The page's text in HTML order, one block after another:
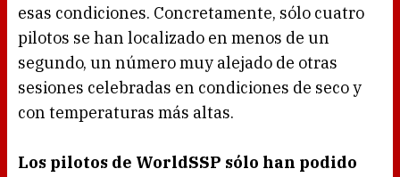
esas condiciones. Concretamente, sólo cuatro
pilotos se han localizado en menos de un
segundo, un número muy alejado de otras
sesiones celebradas en condiciones de seco y
con temperaturas más altas.
Los pilotos de WorldSSP sólo han podido